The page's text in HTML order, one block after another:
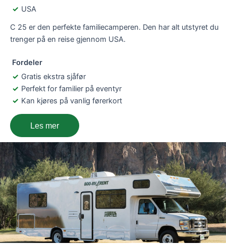
USA
C 25 er den perfekte familiecamperen. Den har alt utstyret du
trenger på en reise gjennom USA.
Fordeler
Gratis ekstra sjåfør
Perfekt for familier på eventyr
Kan kjøres på vanlig førerkort
Les mer